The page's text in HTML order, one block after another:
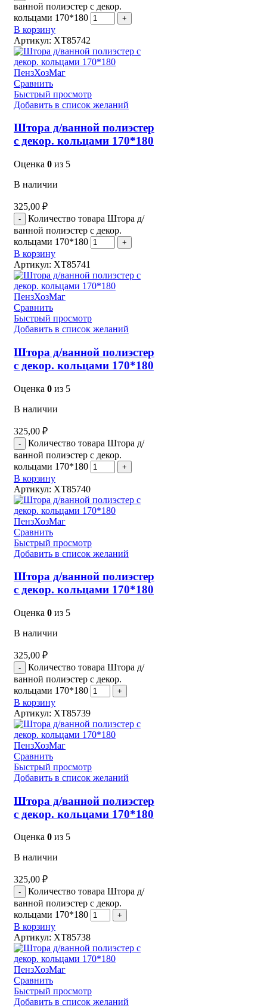
ванной полиэстер с декор.
кольцами 170*180
В корзину
Артикул: XT85742
Сравнить
Быстрый просмотр
Добавить в список желаний
Штора д/ванной полиэстер
с декор. кольцами 170*180
Оценка 0 из 5
В наличии
325,00 ₽
Количество товара Штора д/
ванной полиэстер с декор.
кольцами 170*180
В корзину
Артикул: XT85741
Сравнить
Быстрый просмотр
Добавить в список желаний
Штора д/ванной полиэстер
с декор. кольцами 170*180
Оценка 0 из 5
В наличии
325,00 ₽
Количество товара Штора д/
ванной полиэстер с декор.
кольцами 170*180
В корзину
Артикул: XT85740
Сравнить
Быстрый просмотр
Добавить в список желаний
Штора д/ванной полиэстер
с декор. кольцами 170*180
Оценка 0 из 5
В наличии
325,00 ₽
Количество товара Штора д/
ванной полиэстер с декор.
кольцами 170*180
В корзину
Артикул: XT85739
Сравнить
Быстрый просмотр
Добавить в список желаний
Штора д/ванной полиэстер
с декор. кольцами 170*180
Оценка 0 из 5
В наличии
325,00 ₽
Количество товара Штора д/
ванной полиэстер с декор.
кольцами 170*180
В корзину
Артикул: XT85738
Сравнить
Быстрый просмотр
Добавить в список желаний